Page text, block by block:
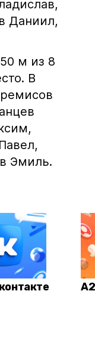
Даниил,
м из 8
В
Эмиль.